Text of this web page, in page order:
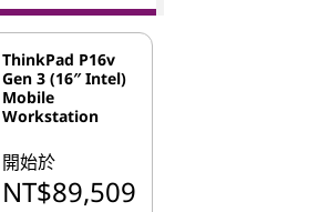
ThinkPad P16v
Gen 3 (16″ Intel)
Mobile
Workstation
開始於
NT$89,509